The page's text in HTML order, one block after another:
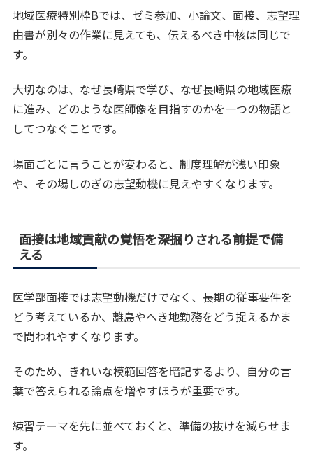
地域医療特別枠Bでは、ゼミ参加、小論文、面接、志望理
由書が別々の作業に見えても、伝えるべき中核は同じで
す。
大切なのは、なぜ長崎県で学び、なぜ長崎県の地域医療
に進み、どのような医師像を目指すのかを一つの物語と
してつなぐことです。
場面ごとに言うことが変わると、制度理解が浅い印象
や、その場しのぎの志望動機に見えやすくなります。
面接は地域貢献の覚悟を深掘りされる前提で備
える
医学部面接では志望動機だけでなく、長期の従事要件を
どう考えているか、離島やへき地勤務をどう捉えるかま
で問われやすくなります。
そのため、きれいな模範回答を暗記するより、自分の言
葉で答えられる論点を増やすほうが重要です。
練習テーマを先に並べておくと、準備の抜けを減らせま
す。